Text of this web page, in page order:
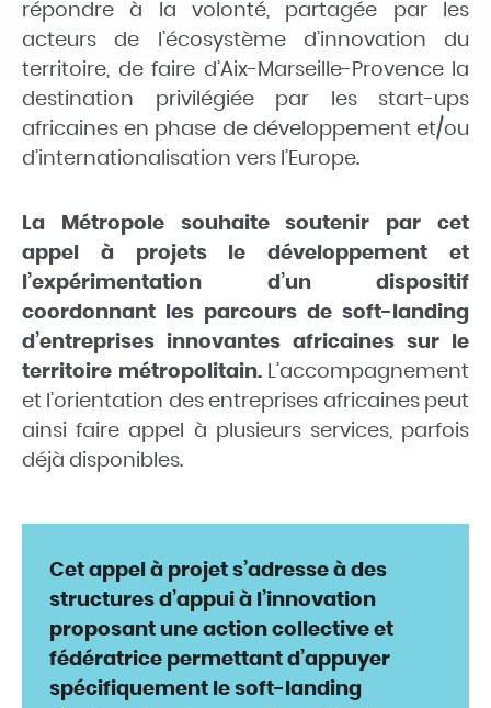
répondre à la volonté, partagée par les
acteurs de l’écosystème d’innovation du
territoire, de faire d’Aix-Marseille-Provence la
destination privilégiée par les start-ups
africaines en phase de développement et/ou
d’internationalisation vers l’Europe.
La Métropole souhaite soutenir par cet
appel à projets le développement et
l’expérimentation d’un dispositif
coordonnant les parcours de soft-landing
d’entreprises innovantes africaines sur le
territoire métropolitain.L’accompagnement
et l’orientation des entreprises africaines peut
ainsi faire appel à plusieurs services, parfois
déjà disponibles.
Cet appel à projet s’adresse à des
structures d’appui à l’innovation
proposant une action collective et
fédératrice permettant d’appuyer
spécifiquement le soft-landing